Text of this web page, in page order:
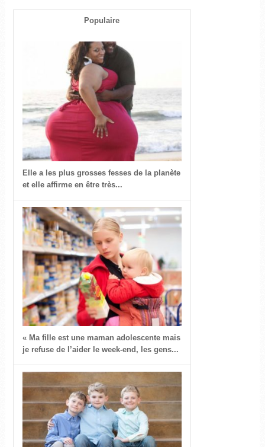
Populaire
Elle a les plus grosses fesses de la planète
et elle affirme en être très...
« Ma fille est une maman adolescente mais
je refuse de l’aider le week-end, les gens...